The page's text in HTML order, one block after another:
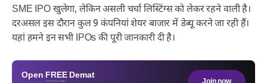
SME IPO खुलेगा, लेकिन असली चर्चा लिस्टिंग्स को लेकर रहने वाली है।
दरअसल इस दौरान कुल 9 कंपनियां शेयर बाजार में डेब्यू करने जा रही हैं।
यहां हमने इन सभी IPOs की पूरी जानकारी दी है।
Open FREE Demat